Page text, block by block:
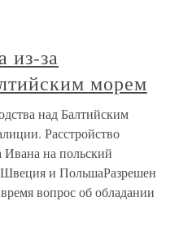
из-за
морем
над Балтийским
Расстройство
на польский
Швеция и ПольшаРазрешен
вопрос об обладании